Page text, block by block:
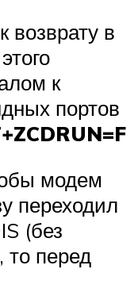
возврату в
к
портов
модем
переходил
(без
то перед